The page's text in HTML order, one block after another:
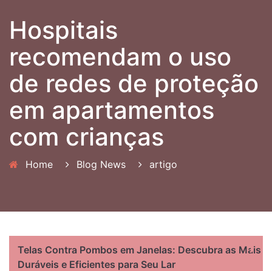
Hospitais
recomendam o uso
de redes de proteção
em apartamentos
com crianças
Home Blog News artigo
Telas Contra Pombos em Janelas: Descubra as Mais
Duráveis e Eficientes para Seu Lar